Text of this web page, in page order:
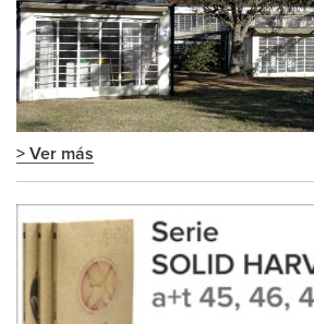
> Ver más